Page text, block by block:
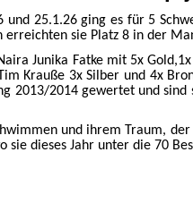
und 25.1.26 ging es für 5
sie Platz 8 in der
Junika Fatke mit 5x
Krauße 3x Silber und 4x
2013/2014 gewertet und
und ihrem Traum,
sie dieses Jahr unter die 70